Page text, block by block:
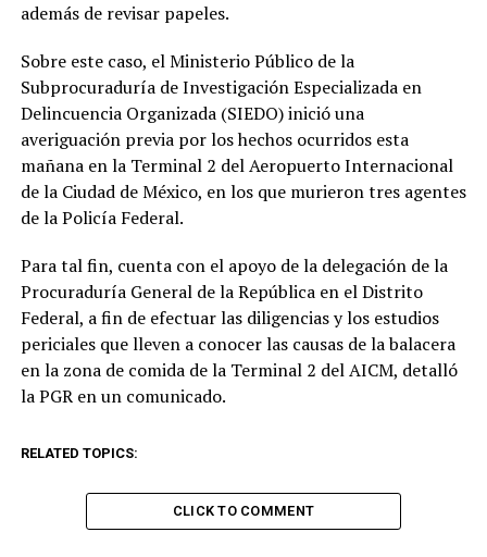
además de revisar papeles.
Sobre este caso, el Ministerio Público de la
Subprocuraduría de Investigación Especializada en
Delincuencia Organizada (SIEDO) inició una
averiguación previa por los hechos ocurridos esta
mañana en la Terminal 2 del Aeropuerto Internacional
de la Ciudad de México, en los que murieron tres agentes
de la Policía Federal.
Para tal fin, cuenta con el apoyo de la delegación de la
Procuraduría General de la República en el Distrito
Federal, a fin de efectuar las diligencias y los estudios
periciales que lleven a conocer las causas de la balacera
en la zona de comida de la Terminal 2 del AICM, detalló
la PGR en un comunicado.
RELATED TOPICS:
CLICK TO COMMENT